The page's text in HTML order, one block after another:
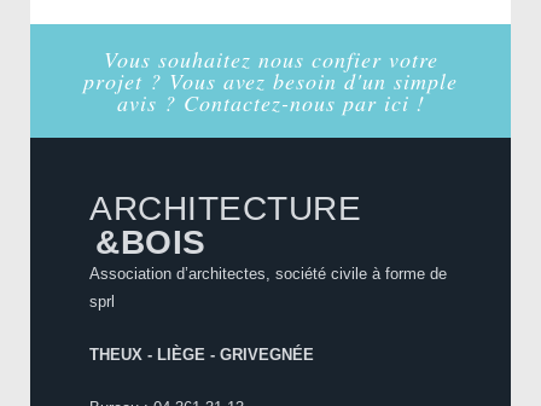
Vous souhaitez nous confier votre
projet ? Vous avez besoin d'un simple
avis ? Contactez-nous par ici !
ARCHITECTURE
&BOIS
Association d’architectes, société civile à forme de
sprl
THEUX - LIÈGE - GRIVEGNÉE